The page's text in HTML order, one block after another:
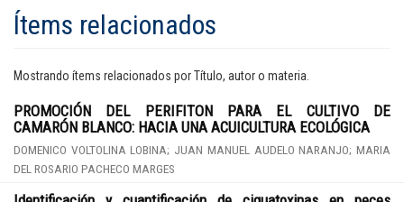
Ítems relacionados
Mostrando ítems relacionados por Título, autor o materia.
PROMOCIÓN DEL PERIFITON PARA EL CULTIVO DE
CAMARÓN BLANCO: HACIA UNA ACUICULTURA ECOLÓGICA
DOMENICO VOLTOLINA LOBINA; JUAN MANUEL AUDELO NARANJO; MARIA
DEL ROSARIO PACHECO MARGES